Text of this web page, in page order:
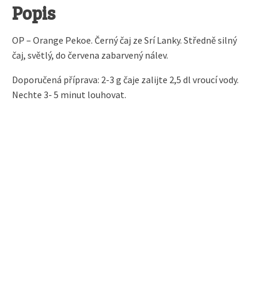
Popis
OP – Orange Pekoe. Černý čaj ze Srí Lanky. Středně silný
čaj, světlý, do červena zabarvený nálev.
Doporučená příprava: 2-3 g čaje zalijte 2,5 dl vroucí vody.
Nechte 3- 5 minut louhovat.